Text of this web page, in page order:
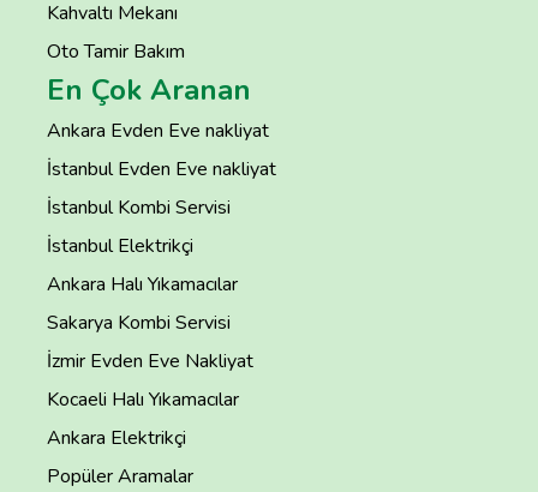
Kahvaltı Mekanı
Oto Tamir Bakım
En Çok Aranan
Ankara Evden Eve nakliyat
İstanbul Evden Eve nakliyat
İstanbul Kombi Servisi
İstanbul Elektrikçi
Ankara Halı Yıkamacılar
Sakarya Kombi Servisi
İzmir Evden Eve Nakliyat
Kocaeli Halı Yıkamacılar
Ankara Elektrikçi
Popüler Aramalar